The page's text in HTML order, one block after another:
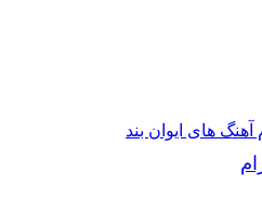
آهنگ های ایوان بند